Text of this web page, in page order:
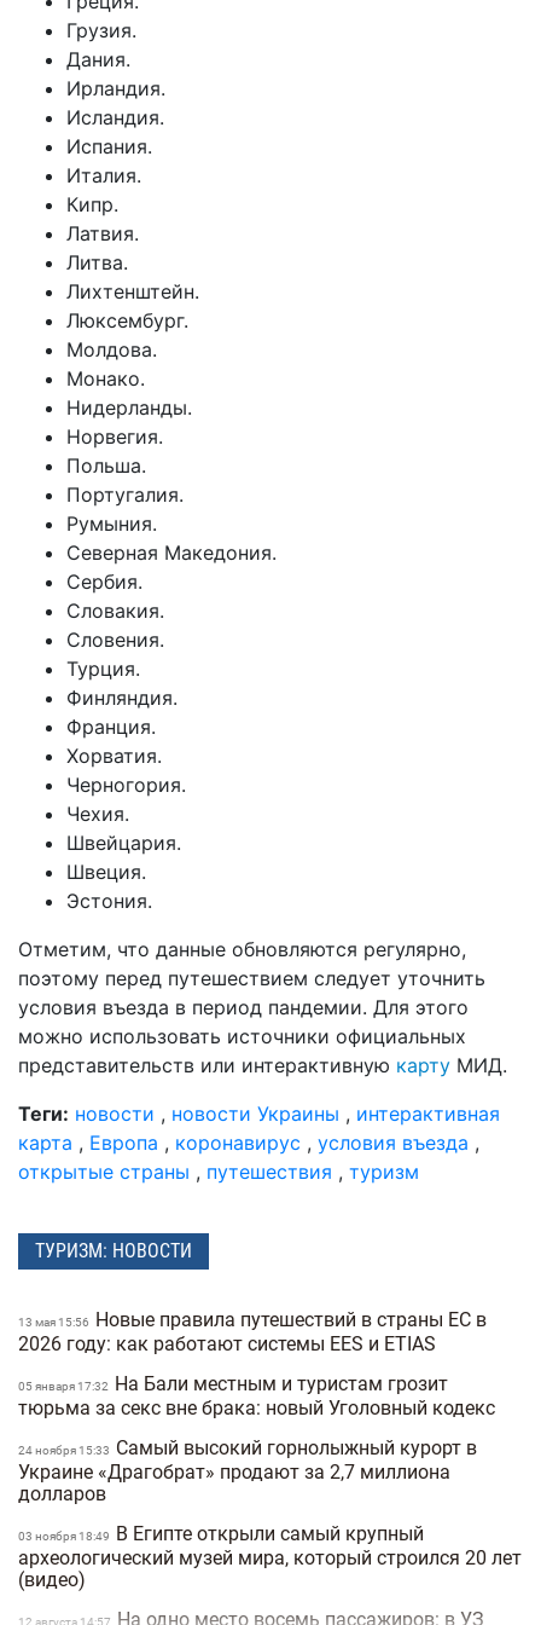
Грузия.
Дания.
Ирландия.
Исландия.
Испания.
Италия.
Кипр.
Латвия.
Литва.
Лихтенштейн.
Люксембург.
Молдова.
Монако.
Нидерланды.
Норвегия.
Польша.
Португалия.
Румыния.
Северная Македония.
Сербия.
Словакия.
Словения.
Турция.
Финляндия.
Франция.
Хорватия.
Черногория.
Чехия.
Швейцария.
Швеция.
Эстония.
Отметим, что данные обновляются регулярно,
поэтому перед путешествием следует уточнить
условия въезда в период пандемии. Для этого
можно использовать источники официальных
представительств или интерактивную карту МИД.
Теги: новости , новости Украины , интерактивная
карта , Европа , коронавирус , условия въезда ,
открытые страны , путешествия , туризм
ТУРИЗМ: НОВОСТИ
13 мая 15:56
Новые правила путешествий в страны ЕС в
2026 году: как работают системы EES и ETIAS
05 января 17:32
На Бали местным и туристам грозит
тюрьма за секс вне брака: новый Уголовный кодекс
24 ноября 15:33
Самый высокий горнолыжный курорт в
Украине «Драгобрат» продают за 2,7 миллиона
долларов
03 ноября 18:49
В Египте открыли самый крупный
археологический музей мира, который строился 20 лет
(видео)
12 августа 14:57
На одно место восемь пассажиров: в УЗ